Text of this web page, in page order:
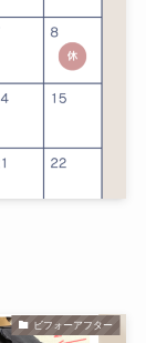
ビフォーアフター